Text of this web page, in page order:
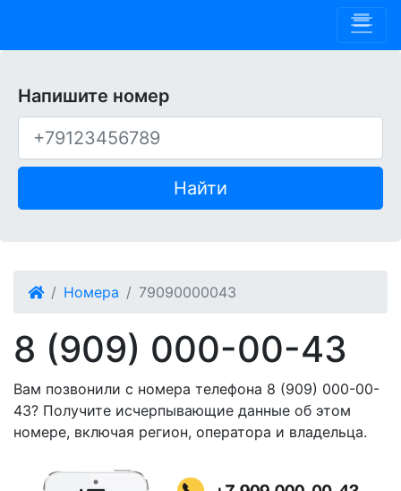
Напишите номер
Найти
Номера 79090000043
8 (909) 000-00-43
Вам позвонили с номера телефона 8 (909) 000-00-
43? Получите исчерпывающие данные об этом
номере, включая регион, оператора и владельца.